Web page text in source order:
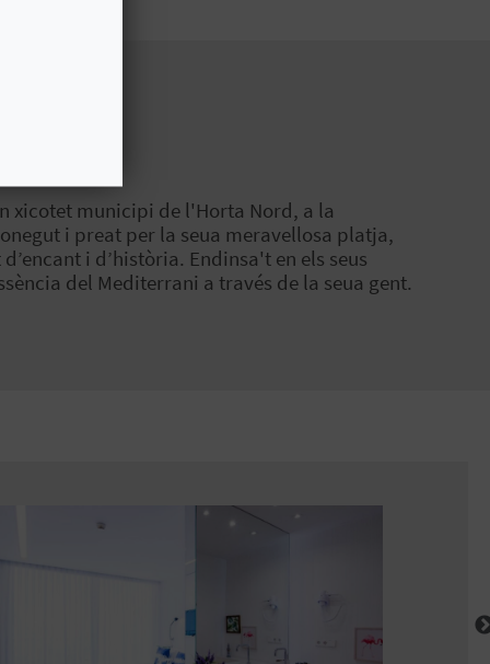
xicotet municipi de l'Horta Nord, a la
i preat per la seua meravellosa platja,
i d’història. Endinsa't en els seus
del Mediterrani a través de la seua gent.